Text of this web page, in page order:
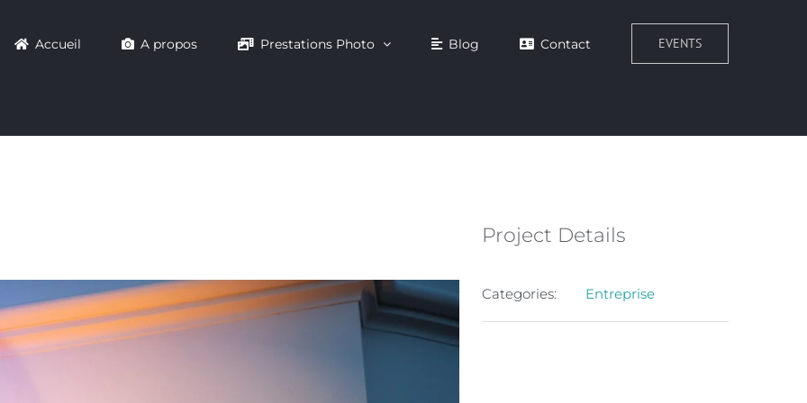
Accueil A propos Prestations Photo Blog Contact EVENTS
Project Details
Categories: Entreprise